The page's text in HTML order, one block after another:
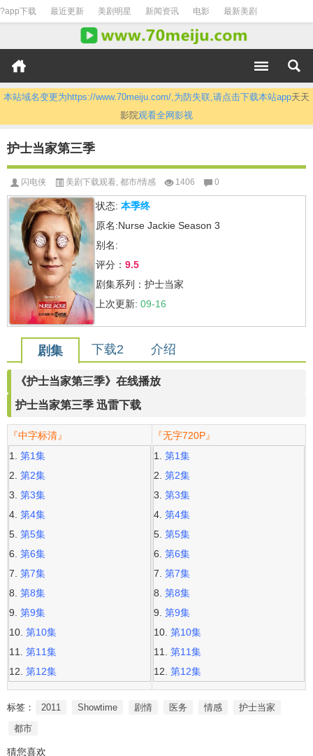
?app下载 最近更新 美剧明星 新闻资讯 电影 最新美剧
本站域名变更为https://www.70meiju.com/,为防失联,请点击下载本站app天天
影院观看全网影视
护士当家第三季
闪电侠 美剧下载观看, 都市/情感 1406 0
状态: 本季终
原名:Nurse Jackie Season 3
别名:
评分： 9.5
剧集系列：护士当家
上次更新: 09-16
剧集 下载2 介绍
《护士当家第三季》在线播放
护士当家第三季 迅雷下载
『中字标清』
第1集
第2集
第3集
第4集
第5集
第6集
第7集
第8集
第9集
第10集
第11集
第12集
『无字720P』
第1集
第2集
第3集
第4集
第5集
第6集
第7集
第8集
第9集
第10集
第11集
第12集
标签： 2011 Showtime 剧情 医务 情感
护士当家
都市
猜您喜欢